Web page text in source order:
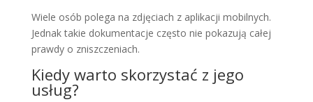
Wiele osób polega na zdjęciach z aplikacji mobilnych.
Jednak takie dokumentacje często nie pokazują całej
prawdy o zniszczeniach.
Kiedy warto skorzystać z jego
usług?